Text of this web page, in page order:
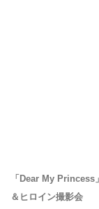
「Dear My Princess
＆ヒロイン撮影会